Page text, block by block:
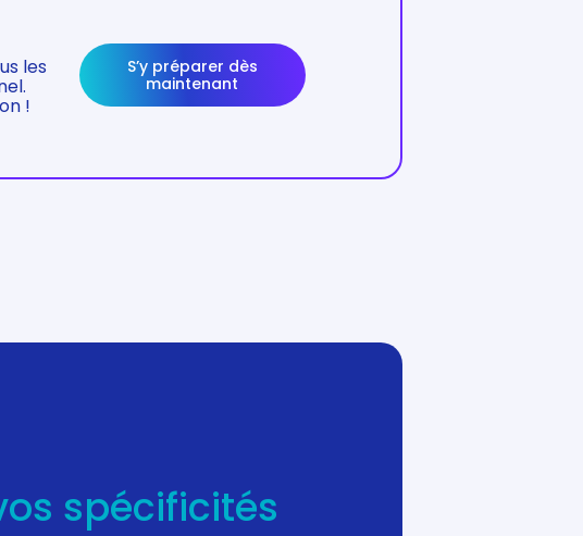
les
!
S’y préparer dès
maintenant
spécificités